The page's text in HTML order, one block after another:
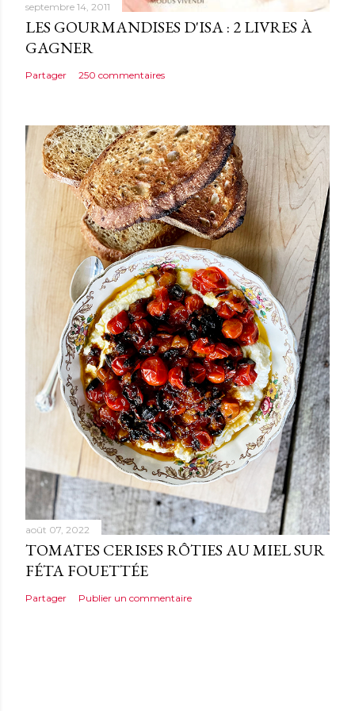
septembre 14, 2011
LES GOURMANDISES D'ISA : 2 LIVRES À
GAGNER
Partager 250 commentaires
août 07, 2022
TOMATES CERISES RÔTIES AU MIEL SUR
FÉTA FOUETTÉE
Partager Publier un commentaire